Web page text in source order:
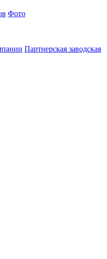
Фото
Партнерская заводская